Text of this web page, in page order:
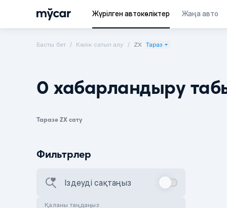
Жүрілген автокөліктер Жаңа авто
Басты бет Көлік сатып алу ZX Тараз
0 хабарландыру
Таразе ZX сату
Фильтрлер
Іздеуді сақтаңыз
Қаланы таңдаңыз